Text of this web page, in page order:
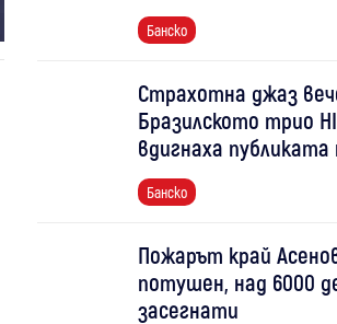
Банско
Страхотна джаз
Бразилското трио
вдигнаха публиката
Банско
Пожарът край
потушен, над 6000
засегнати